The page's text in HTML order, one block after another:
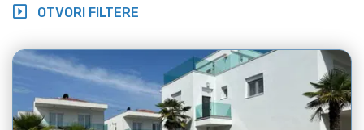
OTVORI FILTERE